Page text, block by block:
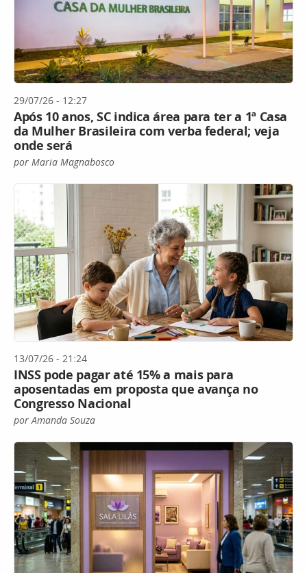
29/07/26 - 12:27
Após 10 anos, SC indica área para ter a 1ª Casa
da Mulher Brasileira com verba federal; veja
onde será
por Maria Magnabosco
13/07/26 - 21:24
INSS pode pagar até 15% a mais para
aposentadas em proposta que avança no
Congresso Nacional
por Amanda Souza